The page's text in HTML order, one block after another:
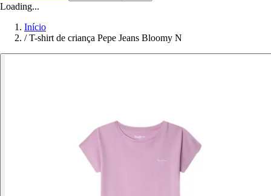
Loading...
Início
/ T-shirt de criança Pepe Jeans Bloomy N